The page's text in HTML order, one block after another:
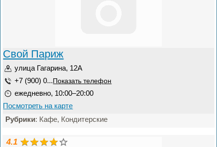
Свой Париж
улица Гагарина, 12А
+7 (900) 0... Показать телефон
ежедневно, 10:00–20:00
Посмотреть на карте
Рубрики: Кафе, Кондитерские
4.1